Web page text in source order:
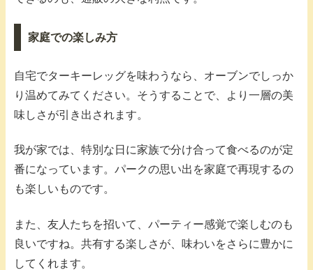
家庭での楽しみ方
自宅でターキーレッグを味わうなら、オーブンでしっか
り温めてみてください。そうすることで、より一層の美
味しさが引き出されます。
我が家では、特別な日に家族で分け合って食べるのが定
番になっています。パークの思い出を家庭で再現するの
も楽しいものです。
また、友人たちを招いて、パーティー感覚で楽しむのも
良いですね。共有する楽しさが、味わいをさらに豊かに
してくれます。